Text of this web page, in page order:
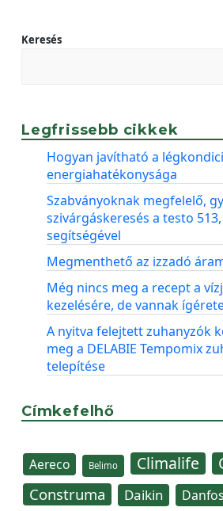
Keresés
Legfrissebb cikkek
Hogyan javítható a
energiahatékonysága
Szabványoknak megfelelő,
szivárgáskeresés a testo 513,
segítségével
Megmenthető az izzadó
Még nincs meg a recept a
kezelésére, de vannak
A nyitva felejtett zuhanyzók
meg a DELABIE Tempomix
telepítése
Címkefelhő
Aereco Belimo Climalife
Construma Daikin